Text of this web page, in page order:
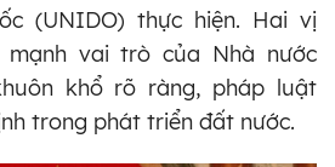
(UNIDO) thực hiện. Hai vị
mạnh vai trò của Nhà nước
khổ rõ ràng, pháp luật
trong phát triển đất nước.